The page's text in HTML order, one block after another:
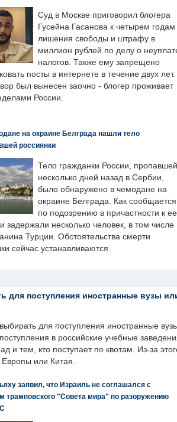
Суд в Москве приговорил блогера
Гусейна Гасанова к четырем годам
лишения свободы и штрафу в
миллион рублей по делу о
налогов. Также ему запрещено
посты в интернете в течение двух лет.
был вынесен заочно - блогер проживает
России.
на окраине Белграда нашли тело
россиянки
Тело гражданки России, пропавшей
несколько дней назад в Сербии,
было обнаружено в чемодане на
окраине Белграда. Как
по подозрению в причастности к ее
задержали несколько человек, в том числе
Турции. Обстоятельства смерти
сейчас устанавливаются.
для поступления иностранные вузы
для поступления иностранные
в российские учебные
и тем, кто поступает по квотам. Из-за
Европы или Китая.
заявил, что Израиль не соглашался с
трамповского "Совета мира" по разоружению